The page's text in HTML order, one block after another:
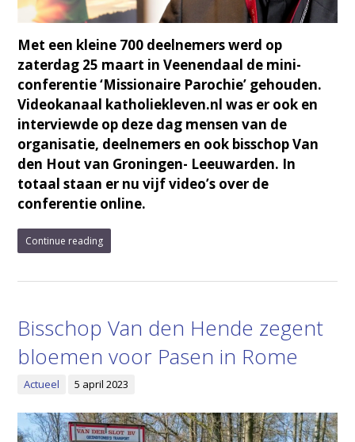
Met een kleine 700 deelnemers werd op
zaterdag 25 maart in Veenendaal de mini-
conferentie ‘Missionaire Parochie’ gehouden.
Videokanaal katholiekleven.nl was er ook en
interviewde op deze dag mensen van de
organisatie, deelnemers en ook bisschop Van
den Hout van Groningen- Leeuwarden. In
totaal staan er nu vijf video’s over de
conferentie online.
Continue reading
Bisschop Van den Hende zegent
bloemen voor Pasen in Rome
Actueel 5 april 2023